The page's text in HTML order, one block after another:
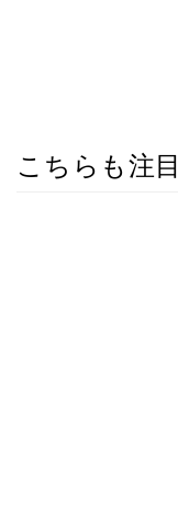
こちらも注目